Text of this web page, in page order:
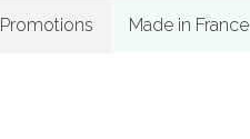
Promotions Made in France